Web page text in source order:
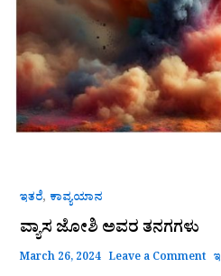
ಇತರೆ, ಕಾವ್ಯಯಾನ
ವ್ಯಾಸ ಜೋಶಿ ಅವರ ತನಗಗಳು
March 26, 2024 Leave a Comment